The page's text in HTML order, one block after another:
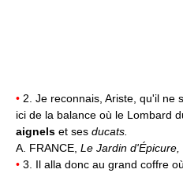
• 2. Je reconnais, Ariste, qu'il ne
ici de la balance où le Lombard
aignels et ses ducats.
A. FRANCE, Le Jardin d'Épicure,
• 3. Il alla donc au grand coffre